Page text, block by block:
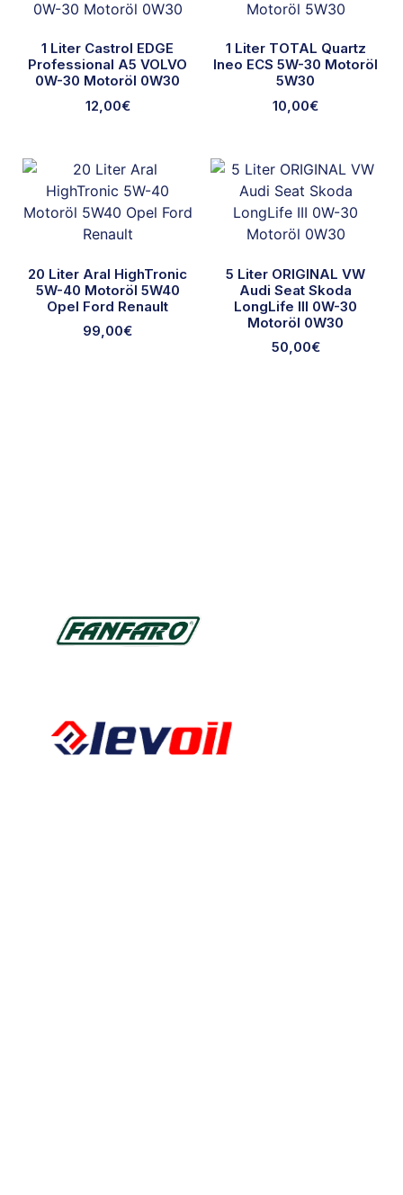
1 Liter Castrol EDGE
Professional A5 VOLVO
0W-30 Motoröl 0W30
12,00€
1 Liter TOTAL Quartz
Ineo ECS 5W-30 Motoröl
5W30
10,00€
20 Liter Aral HighTronic
5W-40 Motoröl 5W40
Opel Ford Renault
99,00€
5 Liter ORIGINAL VW
Audi Seat Skoda
LongLife III 0W-30
Motoröl 0W30
50,00€